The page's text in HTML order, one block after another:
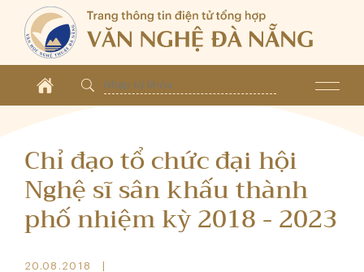
Chỉ đạo tổ chức đại hội
Nghệ sĩ sân khấu thành
phố nhiệm kỳ 2018 - 2023
20.08.2018